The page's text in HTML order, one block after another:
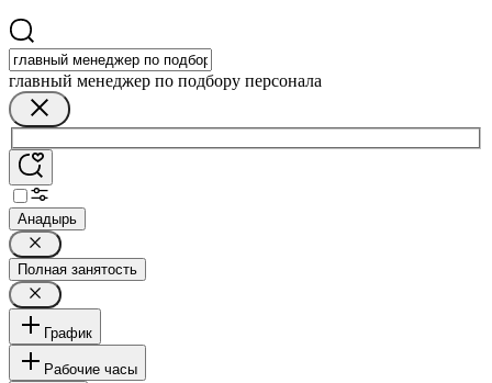
главный менеджер по подбору персонала
Анадырь
Полная занятость
График
Рабочие часы